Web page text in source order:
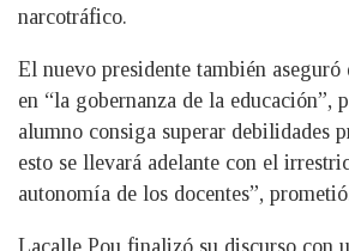
narcotráfico.
El nuevo presidente también aseguró
en “la gobernanza de la educación”,
alumno consiga superar debilidades
esto se llevará adelante con el
autonomía de los docentes”,